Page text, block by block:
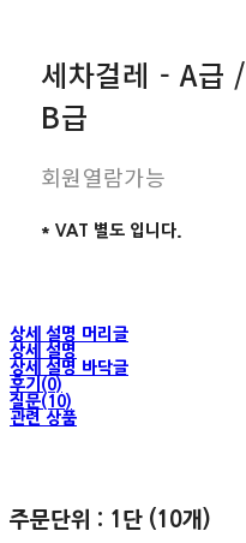
세차걸레 - A급 /
B급
회원열람가능
* VAT 별도 입니다.
상세 설명 머리글
상세 설명
상세 설명 바닥글
후기(0)
질문(10)
관련 상품
주문단위 : 1단 (10개)